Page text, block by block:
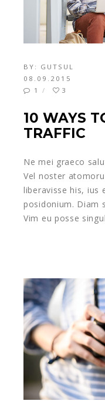
BY: GUTSUL
08.09.2015
1
3
10 WAYS
TRAFFIC
Ne mei graeco
Vel noster
liberavisse his, ius
posidonium. Diam
Vim eu posse